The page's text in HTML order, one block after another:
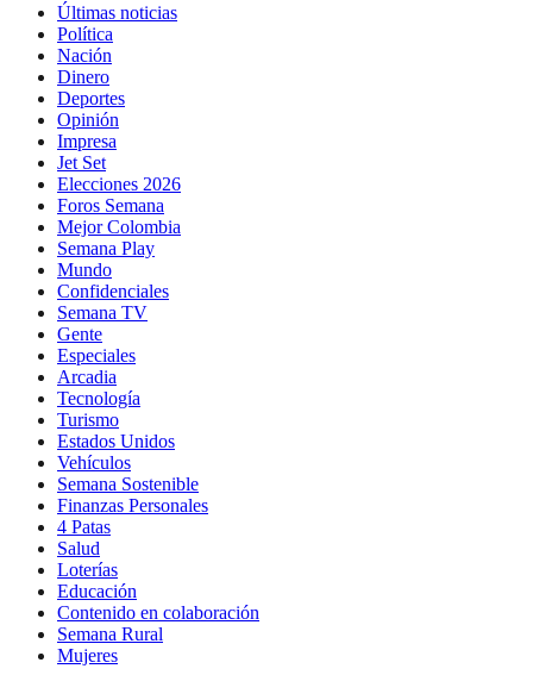
Últimas noticias
Política
Nación
Dinero
Deportes
Opinión
Impresa
Jet Set
Elecciones 2026
Foros Semana
Mejor Colombia
Semana Play
Mundo
Confidenciales
Semana TV
Gente
Especiales
Arcadia
Tecnología
Turismo
Estados Unidos
Vehículos
Semana Sostenible
Finanzas Personales
4 Patas
Salud
Loterías
Educación
Contenido en colaboración
Semana Rural
Mujeres